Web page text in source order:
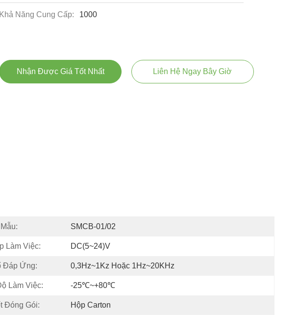
Khả Năng Cung Cấp: 1000
Nhận Được Giá Tốt Nhất Liên Hệ Ngay Bây Giờ
SMCB-01/02
Làm Việc: DC(5~24)V
Đáp Ứng: 0,3Hz~1Kz Hoặc 1Hz~20KHz
Làm Việc: -25℃~+80℃
Đóng Gói: Hộp Carton